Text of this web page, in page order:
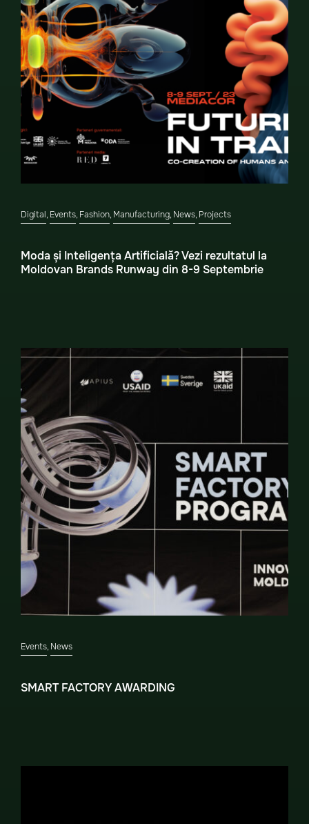
Digital, Events, Fashion, Manufacturing, News, Projects
Moda și Inteligența Artificială? Vezi rezultatul la
Moldovan Brands Runway din 8-9 Septembrie
Events, News
SMART FACTORY AWARDING